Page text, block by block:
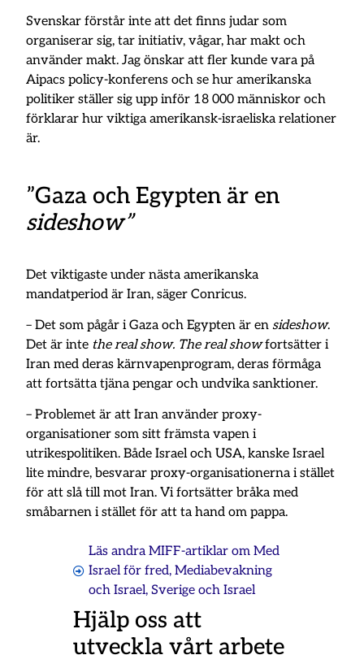
Svenskar förstår inte att det finns judar som
organiserar sig, tar initiativ, vågar, har makt och
använder makt. Jag önskar att fler kunde vara på
Aipacs policy-konferens och se hur amerikanska
politiker ställer sig upp inför 18 000 människor och
förklarar hur viktiga amerikansk-israeliska relationer
är.
”Gaza och Egypten är en
sideshow”
Det viktigaste under nästa amerikanska
mandatperiod är Iran, säger Conricus.
– Det som pågår i Gaza och Egypten är ensideshow.
Det är inte the real show. The real showfortsätter i
Iran med deras kärnvapenprogram, deras förmåga
att fortsätta tjäna pengar och undvika sanktioner.
– Problemet är att Iran använder proxy-
organisationer som sitt främsta vapen i
utrikespolitiken. Både Israel och USA, kanske Israel
lite mindre, besvarar proxy-organisationerna i stället
för att slå till mot Iran. Vi fortsätter bråka med
småbarnen i stället för att ta hand om pappa.
Läs andra MIFF-artiklar om Med
Israel för fred, Mediabevakning
och Israel, Sverige och Israel
Hjälp oss att
utveckla vårt arbete